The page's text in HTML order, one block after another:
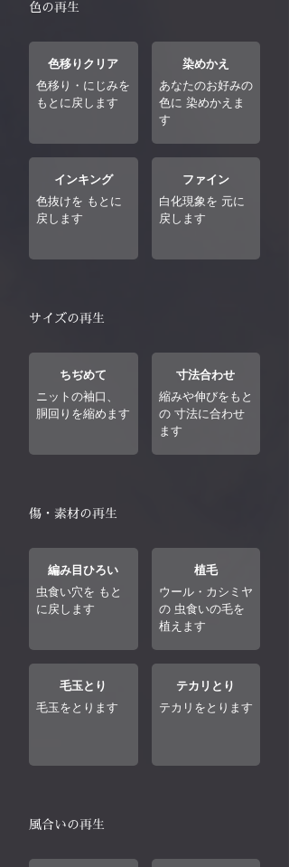
色の再生
色移りクリア
色移り・にじみを
もとに戻します
染めかえ
あなたのお好みの
色に 染めかえま
す
インキング
色抜けを もとに
戻します
ファイン
白化現象を 元に
戻します
サイズの再生
ちぢめて
ニットの袖口、
胴回りを縮めます
寸法合わせ
縮みや伸びをもと
の 寸法に合わせ
ます
傷・素材の再生
編み目ひろい
虫食い穴を もと
に戻します
植毛
ウール・カシミヤ
の 虫食いの毛を
植えます
毛玉とり
毛玉をとります
テカリとり
テカリをとります
風合いの再生